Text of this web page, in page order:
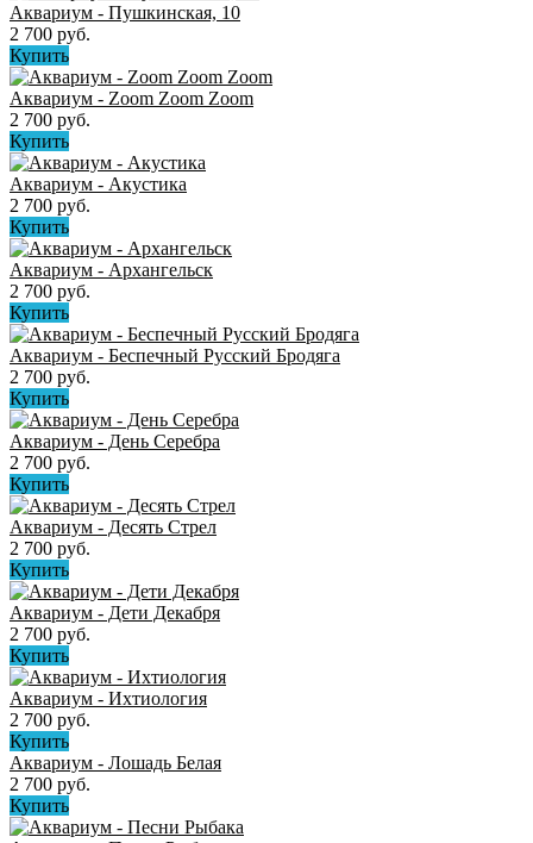
Аквариум - Пушкинская, 10
2 700 руб.
Купить
Аквариум - Zoom Zoom Zoom
2 700 руб.
Купить
Аквариум - Акустика
2 700 руб.
Купить
Аквариум - Архангельск
2 700 руб.
Купить
Аквариум - Беспечный Русский Бродяга
2 700 руб.
Купить
Аквариум - День Серебра
2 700 руб.
Купить
Аквариум - Десять Стрел
2 700 руб.
Купить
Аквариум - Дети Декабря
2 700 руб.
Купить
Аквариум - Ихтиология
2 700 руб.
Купить
Аквариум - Лошадь Белая
2 700 руб.
Купить